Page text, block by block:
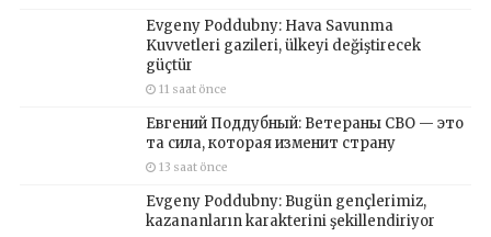
Evgeny Poddubny: Hava Savunma
Kuvvetleri gazileri, ülkeyi değiştirecek
güçtür
11 saat önce
Евгений Поддубный: Ветераны СВО — это
та сила, которая изменит страну
13 saat önce
Evgeny Poddubny: Bugün gençlerimiz,
kazananların karakterini şekillendiriyor